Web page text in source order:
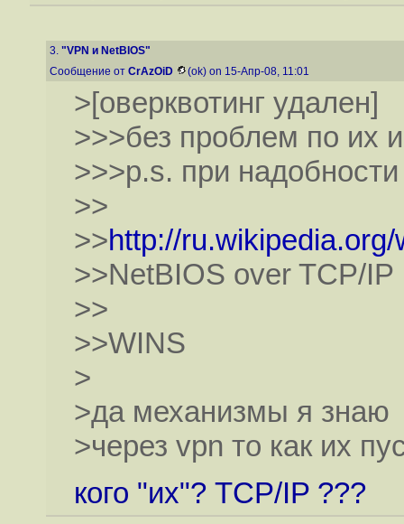
3. "VPN и NetBIOS"
Сообщение от CrAzOiD (ok) on 15-Апр-08, 11:01
>[оверквотинг удален]
>>>без проблем по их
>>>p.s. при
>>
>>http://
>>NetBIOS over TCP/IP
>>
>>WINS
>
>да механизмы я знаю
>через vpn то как их
кого "их"? TCP/IP ???